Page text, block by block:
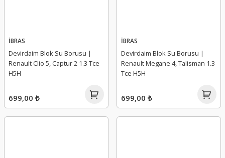
İBRAS
Devirdaim Blok Su Borusu |
Renault Clio 5, Captur 2 1.3 Tce
H5H
699,00 ₺
İBRAS
Devirdaim Blok Su Borusu |
Renault Megane 4, Talisman 1.3
Tce H5H
699,00 ₺